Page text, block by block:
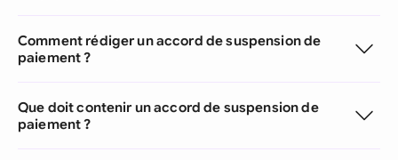
Comment rédiger un accord de suspension de
paiement ?
Que doit contenir un accord de suspension de
paiement ?